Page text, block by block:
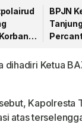
BPJN
dihadiri Ketua
Kapolresta
atas